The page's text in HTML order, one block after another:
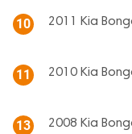
10 2011 Kia
11 2010 Kia
13 2008 Kia